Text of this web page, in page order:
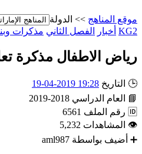
موقع المناهج >> الدولة
KG2 أخبار الفصل الثاني مذكرات
رياض الاطفال مذكرة
🕒 التاريخ 19:28 2019-04-19
📘
العام الدراسي 2018-2019
🆔 رقم الملف 6561
👁 المشاهدات 5,232
➕ أضيف بواسطة aml987